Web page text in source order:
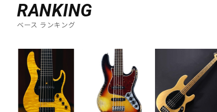
DTM オンライン納品
配信/ライブ機器
中古 ヴィンテージ
RANKING
ベース ランキング